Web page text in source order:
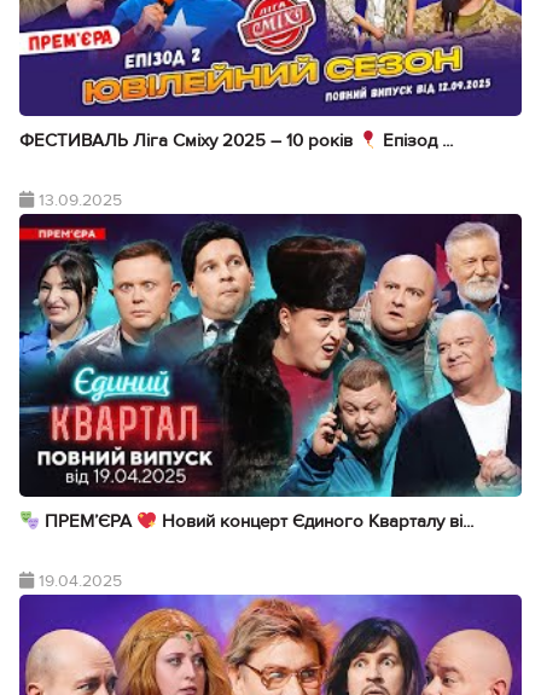
ФЕСТИВАЛЬ Ліга Сміху 2025 – 10 років Епізод ...
13.09.2025
ПРЕМ’ЄРА Новий концерт Єдиного Кварталу ві...
19.04.2025